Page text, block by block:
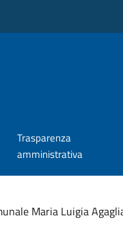
Trasparenza
amministrativa
Maria Luigia